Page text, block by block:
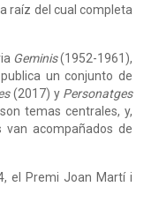
raíz del cual completa
Geminis(1952-1961),
un conjunto de
(2017) y Personatges
temas centrales, y,
acompañados de
el Premi Joan Martí i